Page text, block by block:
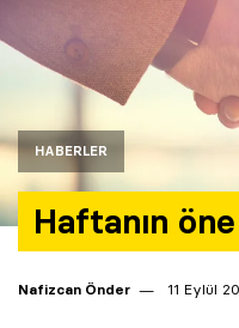
HABERLER
Haftanın
Nafizcan Önder 11 Eylül